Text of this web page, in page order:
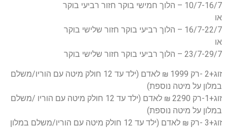
10/7-16/7 – הלוך חמישי בוקר חזור רביעי בוקר
או
16/7-22/7 – הלוך רביעי בוקר חזור שלישי בוקר
או
23/7-29/7 – הלוך רביעי בוקר חזור שלישי בוקר
זוג+2 -רק 1999 ₪ לאדם (ילד עד 12 חולק מיטה עם הוריו/משלם
במלון על מיטה נוספת)
זוג+1-רק 2290 ₪ לאדם (ילד עד 12 חולק מיטה עם הוריו /משלם
במלון על מיטה נוספת)
זוג+3 -רק ₪ לאדם (ילד עד 12 חולק מיטה עם הוריו/משלם במלון